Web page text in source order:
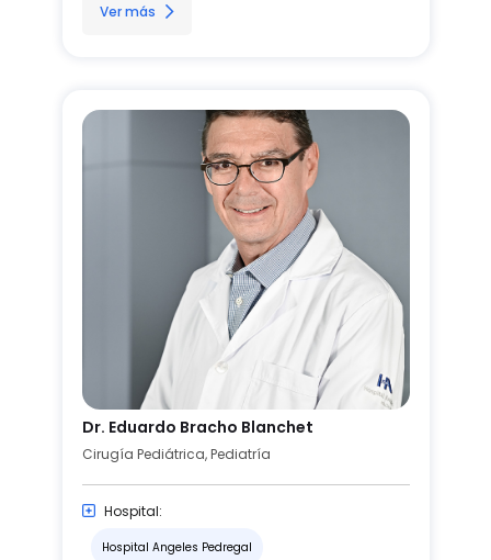
Ver más
Dr. Eduardo Bracho Blanchet
Cirugía Pediátrica, Pediatría
Hospital:
Hospital Angeles Pedregal